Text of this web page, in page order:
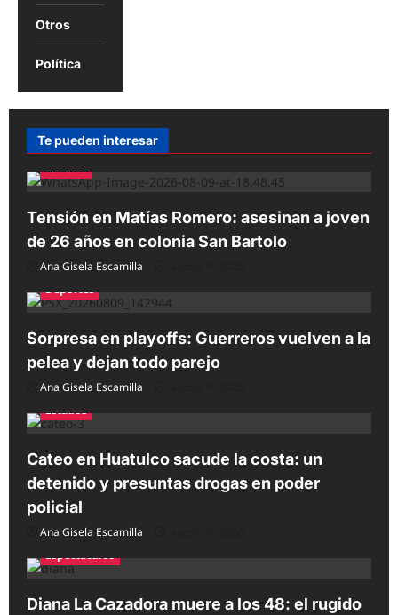
Otros
Política
Te pueden interesar
Estados
Tensión en Matías Romero: asesinan a joven
de 26 años en colonia San Bartolo
Ana Gisela Escamilla
Deportes
Sorpresa en playoffs: Guerreros vuelven a la
pelea y dejan todo parejo
Ana Gisela Escamilla
Estados
Cateo en Huatulco sacude la costa: un
detenido y presuntas drogas en poder
policial
Ana Gisela Escamilla
Espectáculos
Diana La Cazadora muere a los 48: el rugido